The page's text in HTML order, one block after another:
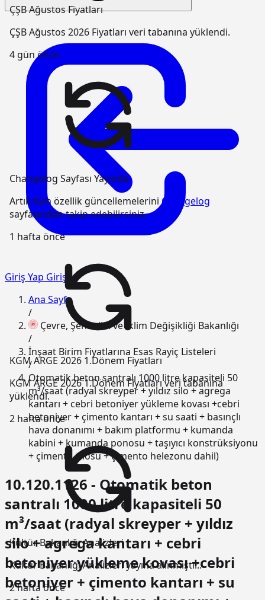
ÇŞB Ağustos Fiyatları
ÇŞB Ağustos 2026 Fiyatları veri tabanına yüklendi.
4 gün önce
Changelog Sayfası Yayında
Artık tüm özellik güncellemeleriniChangelog
sayfasından takip edebilirsiniz.
1 hafta önce
KGM ARGE 2026 1.Dönem Fiyatları
KGM ARGE 2026 1.Dönem Fiyatları veri tabanına
yüklendi.
2 hafta önce
Kültür Bakanlığı Analizleri
Kültür Bakanlığı Analizleri yayına alınmıştır..
2 hafta önce
Giriş Yap Giriş
Ana Sayfa
/
Çevre, Şehircilik ve İklim Değişikliği Bakanlığı
/
İnşaat Birim Fiyatlarına Esas Rayiç Listeleri
/
Otomatik beton santralı 1000 litre kapasiteli 50
m³/saat (radyal skreyper + yıldız silo + agrega
kantarı + cebri betoniyer yükleme kovası +cebri
betoniyer + çimento kantarı + su saati + basınçlı
hava donanımı + bakım platformu + kumanda
kabini + kumanda ponosu + taşıyıcı konstrüksiyonu
+ çimento silosu + çimento helezonu dahil)
10.120.1126 - Otomatik beton
santralı 1000 litre kapasiteli 50
m³/saat (radyal skreyper + yıldız
silo + agrega kantarı + cebri
betoniyer yükleme kovası +cebri
betoniyer + çimento kantarı + su